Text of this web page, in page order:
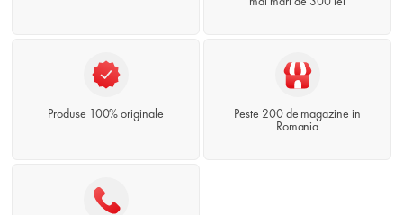
Produse 100% originale
Peste 200 de magazine in
Romania